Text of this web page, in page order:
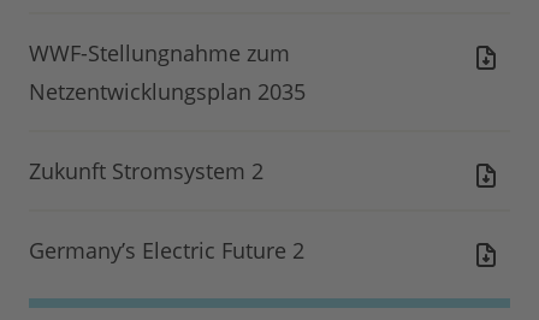
WWF-Stellungnahme zum
Netzentwicklungsplan 2035
Zukunft Stromsystem 2
Germany’s Electric Future 2